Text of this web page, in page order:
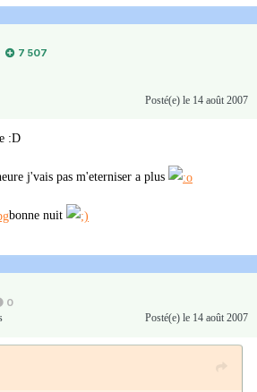
7 507
Posté(e) le 14 août 2007
:D
j'vais pas m'eterniser a plus
bonne nuit
0
Posté(e) le 14 août 2007